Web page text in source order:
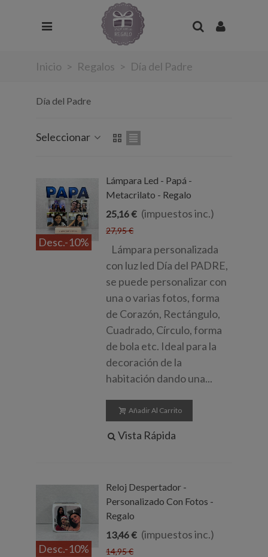
Inicio > Regalos > Día del Padre
Día del Padre
Seleccionar
Desc.-10%
Lámpara Led - Papá -
Metacrilato - Regalo
25,16 € (impuestos inc.)
27,95 €
Lámpara personalizada
con luz led Día del PADRE,
se puede personalizar con
una o varias fotos, forma
de Corazón, Rectángulo,
Cuadrado, Círculo, forma
de bola etc. Ideal para la
decoración de la
habitación dando una...
Añadir Al Carrito
Vista Rápida
Desc.-10%
Reloj Despertador -
Personalizado Con Fotos -
Regalo
13,46 € (impuestos inc.)
14,95 €